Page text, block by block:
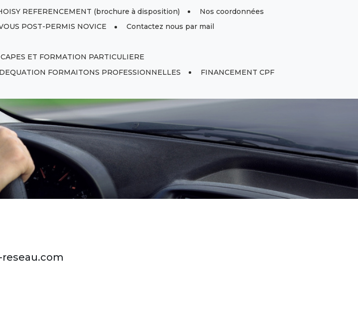
REFERENCEMENT (brochure à disposition)
Nos coordonnées
POST-PERMIS NOVICE
Contactez nous par mail
ET FORMATION PARTICULIERE
FORMAITONS PROFESSIONNELLES
FINANCEMENT CPF